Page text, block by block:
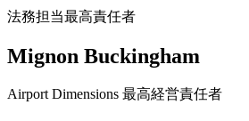
法務担当最高責任者
Mignon Buckingham
Airport Dimensions 最高経営責任者